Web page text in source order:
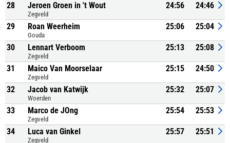
28 Jeroen Groen in 't Wout
Zegveld
24:56 24:46
29 Roan Weerheim
Gouda
25:06 25:04
30 Lennart Verboom
Zegveld
25:13 25:08
31 Maico Van Moorselaar
Zegveld
25:15 24:50
32 Jacob van Katwijk
Woerden
25:32 25:07
33 Marco de JOng
Zegveld
25:54 25:53
34 Luca van Ginkel
Zegveld
25:57 25:51